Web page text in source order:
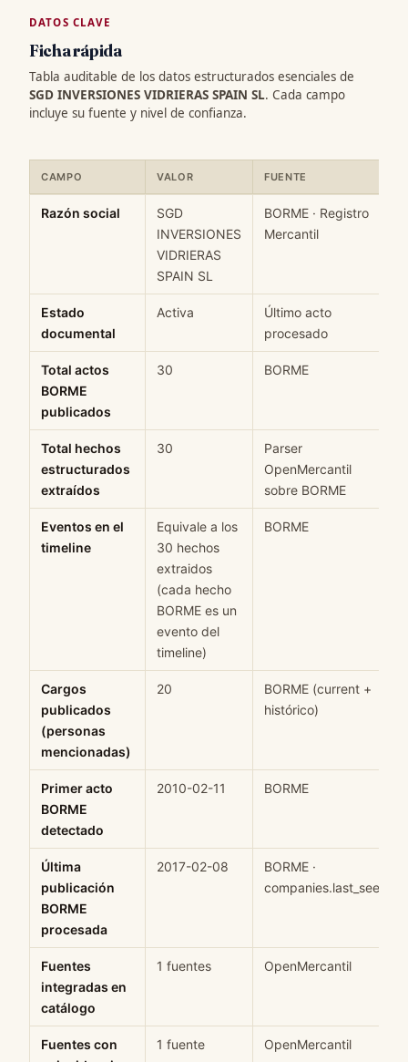
DATOS CLAVE
Ficha rápida
Tabla auditable de los datos estructurados esenciales de
SGD INVERSIONES VIDRIERAS SPAIN SL. Cada campo
incluye su fuente y nivel de confianza.
CAMPO VALOR FUENTE
Razón social
SGD
INVERSIONES
VIDRIERAS
SPAIN SL
BORME · Registro
Mercantil
Estado
documental
Activa
Último acto
procesado
Total actos
BORME
publicados
30 BORME
Total hechos
estructurados
extraídos
30
Parser
OpenMercantil
sobre BORME
Eventos en el
timeline
Equivale a los
30 hechos
extraidos
(cada hecho
BORME es un
evento del
timeline)
BORME
Cargos
publicados
(personas
mencionadas)
20
BORME (current +
histórico)
Primer acto
BORME
detectado
2010-02-11 BORME
Última
publicación
BORME
procesada
2017-02-08
BORME ·
companies.last_seen
Fuentes
integradas en
catálogo
1 fuentes OpenMercantil
Fuentes con
1 fuente OpenMercantil